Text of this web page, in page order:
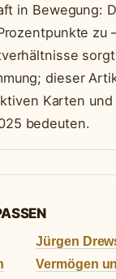
in Bewegung:
zu
dieser
Karten
bedeuten.
Jürgen
Vermögen